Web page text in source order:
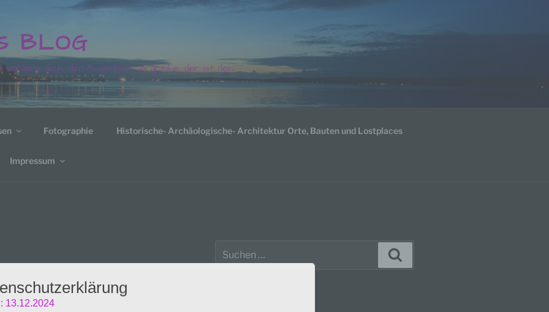
BLOG
dich, den Augenblick ergreife, der ist dein
Fotographie Historische- Archäologische- Architektur Orte, Bauten und Lostplaces
Impressum
mal im Milaneo in Stuttgart,
nach:
13.12.2024